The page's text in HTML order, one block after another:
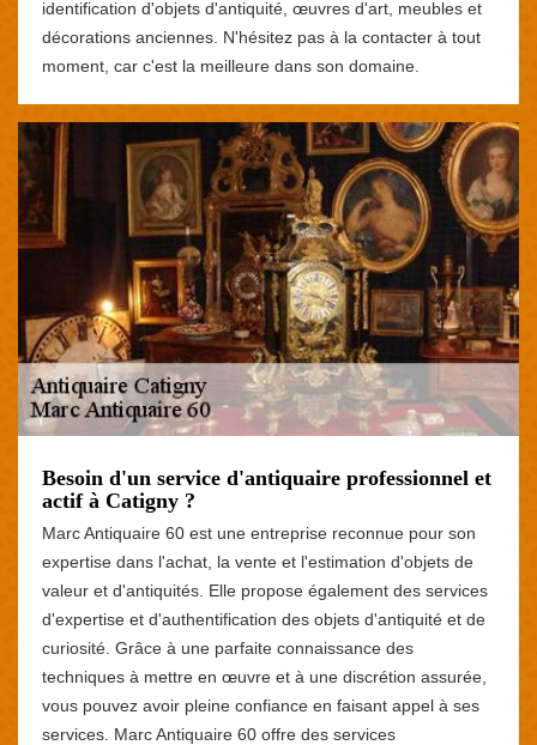
identification d'objets d'antiquité, œuvres d'art, meubles et
décorations anciennes. N'hésitez pas à la contacter à tout
moment, car c'est la meilleure dans son domaine.
Besoin d'un service d'antiquaire professionnel et
actif à Catigny ?
Marc Antiquaire 60 est une entreprise reconnue pour son
expertise dans l'achat, la vente et l'estimation d'objets de
valeur et d'antiquités. Elle propose également des services
d'expertise et d'authentification des objets d'antiquité et de
curiosité. Grâce à une parfaite connaissance des
techniques à mettre en œuvre et à une discrétion assurée,
vous pouvez avoir pleine confiance en faisant appel à ses
services. Marc Antiquaire 60 offre des services